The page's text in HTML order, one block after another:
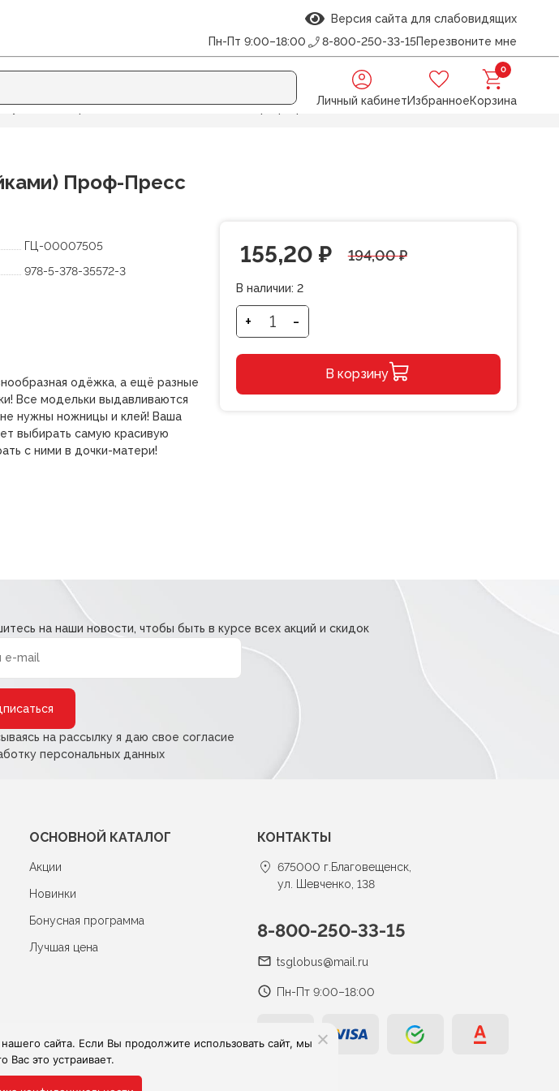
Версия сайта для слабовидящих
Пн-Пт 9:00–18:00 8-800-250-33-15Перезвоните мне
Личный кабинетИзбранное
0
Корзина
Чудесные наряды Модницы (с наклейками) Проф-Пресс
Проф-Пресс
ГЦ-00007505
978-5-378-35572-3
одёжка, а ещё разные
Все модельки выдавливаются
не нужны ножницы и клей! Ваша
выбирать самую красивую
с ними в дочки-матери!
194,00₽
Первоначальная
цена
составляла
194,00 ₽.
155,20 ₽
Текущая
цена:
155,20 ₽.
В наличии: 2
+
Количество
Чудесные
-
В корзину
на наши новости, чтобы быть в курсе всех акций и скидок
на рассылку я даю свое согласие
персональных данных
ОСНОВНОЙ КАТАЛОГ
Акции
Новинки
Бонусная программа
Лучшая цена
КОНТАКТЫ
675000 г.Благовещенск,
ул. Шевченко, 138
8-800-250-33-15
tsglobus@mail.ru
Пн-Пт 9:00–18:00
сайта. Если Вы продолжите использовать сайт, мы
Вас это устраивает.